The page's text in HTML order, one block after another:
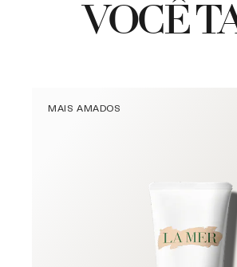
VOCÊ
MAIS AMADOS